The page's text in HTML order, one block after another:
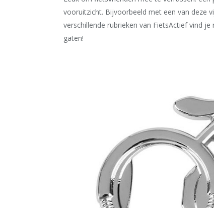
vooruitzicht. Bijvoorbeeld met een van deze
verschillende rubrieken van FietsActief vind
gaten!